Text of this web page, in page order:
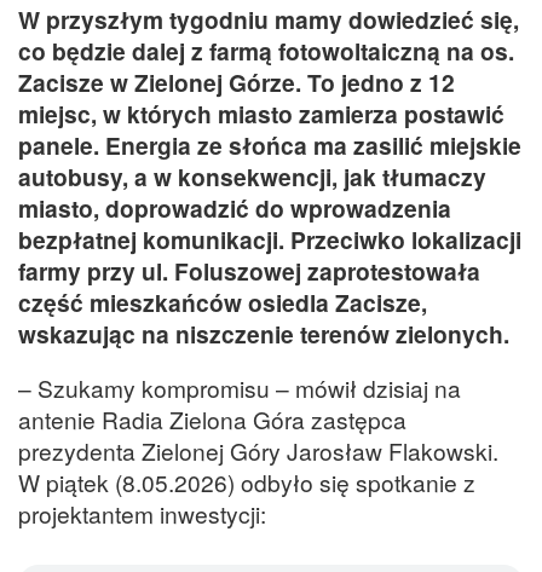
W przyszłym tygodniu mamy dowiedzieć się,
co będzie dalej z farmą fotowoltaiczną na os.
Zacisze w Zielonej Górze. To jedno z 12
miejsc, w których miasto zamierza postawić
panele. Energia ze słońca ma zasilić miejskie
autobusy, a w konsekwencji, jak tłumaczy
miasto, doprowadzić do wprowadzenia
bezpłatnej komunikacji. Przeciwko lokalizacji
farmy przy ul. Foluszowej zaprotestowała
część mieszkańców osiedla Zacisze,
wskazując na niszczenie terenów zielonych.
– Szukamy kompromisu – mówił dzisiaj na
antenie Radia Zielona Góra zastępca
prezydenta Zielonej Góry Jarosław Flakowski.
W piątek (8.05.2026) odbyło się spotkanie z
projektantem inwestycji: